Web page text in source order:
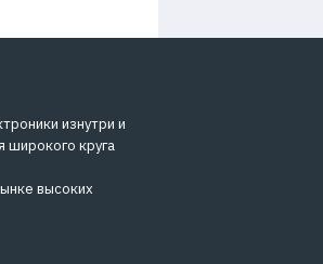
изнутри и
широкого круга
высоких